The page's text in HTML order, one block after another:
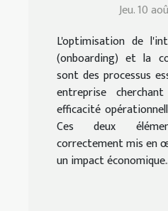
la collecte de
Jeu. 10
L'optimisation de
(onboarding) et la
sont des processus
entreprise
efficacité
Ces deux
correctement mis en
un impact